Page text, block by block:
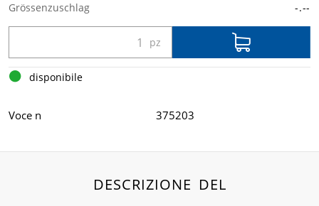
Grössenzuschlag -.--
disponibile
Voce n 375203
DESCRIZIONE DEL